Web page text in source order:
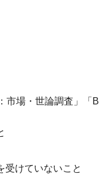
場・世論調査」「
受けていないこと